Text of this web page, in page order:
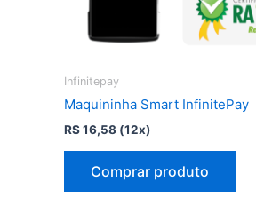
Infinitepay
Maquininha Smart InfinitePay
R$16,58 (12x)
Comprar produto